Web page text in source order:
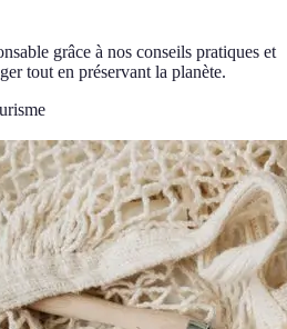
grâce à nos conseils pratiques et
tout en préservant la planète.